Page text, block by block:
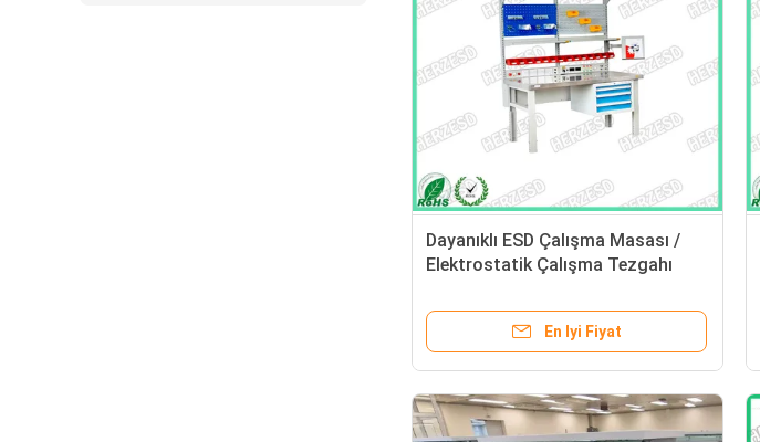
Dayanıklı ESD Çalışma Masası /
Elektrostatik Çalışma Tezgahı
300kg
En Iyi Fiyat